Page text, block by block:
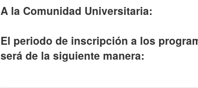
A la Comunidad Universitaria:
El periodo de inscripción a los
será de la siguiente manera: